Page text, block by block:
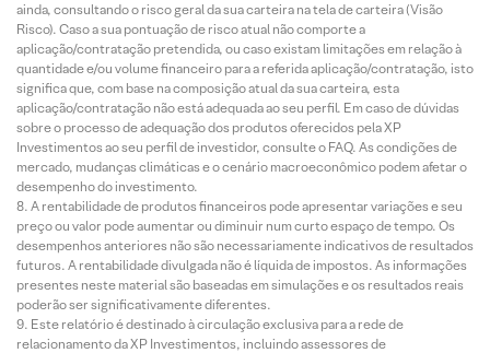
ainda, consultando o risco geral da sua carteira na tela de carteira (Visão
Risco). Caso a sua pontuação de risco atual não comporte a
aplicação/contratação pretendida, ou caso existam limitações em relação à
quantidade e/ou volume financeiro para a referida aplicação/contratação, isto
significa que, com base na composição atual da sua carteira, esta
aplicação/contratação não está adequada ao seu perfil. Em caso de dúvidas
sobre o processo de adequação dos produtos oferecidos pela XP
Investimentos ao seu perfil de investidor, consulte o FAQ. As condições de
mercado, mudanças climáticas e o cenário macroeconômico podem afetar o
desempenho do investimento.
A rentabilidade de produtos financeiros pode apresentar variações e seu
preço ou valor pode aumentar ou diminuir num curto espaço de tempo. Os
desempenhos anteriores não são necessariamente indicativos de resultados
futuros. A rentabilidade divulgada não é líquida de impostos. As informações
presentes neste material são baseadas em simulações e os resultados reais
poderão ser significativamente diferentes.
Este relatório é destinado à circulação exclusiva para a rede de
relacionamento da XP Investimentos, incluindo assessores de